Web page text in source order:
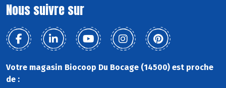
Nous suivre sur
Votre magasin Biocoop Du Bocage (14500) est proche
de :